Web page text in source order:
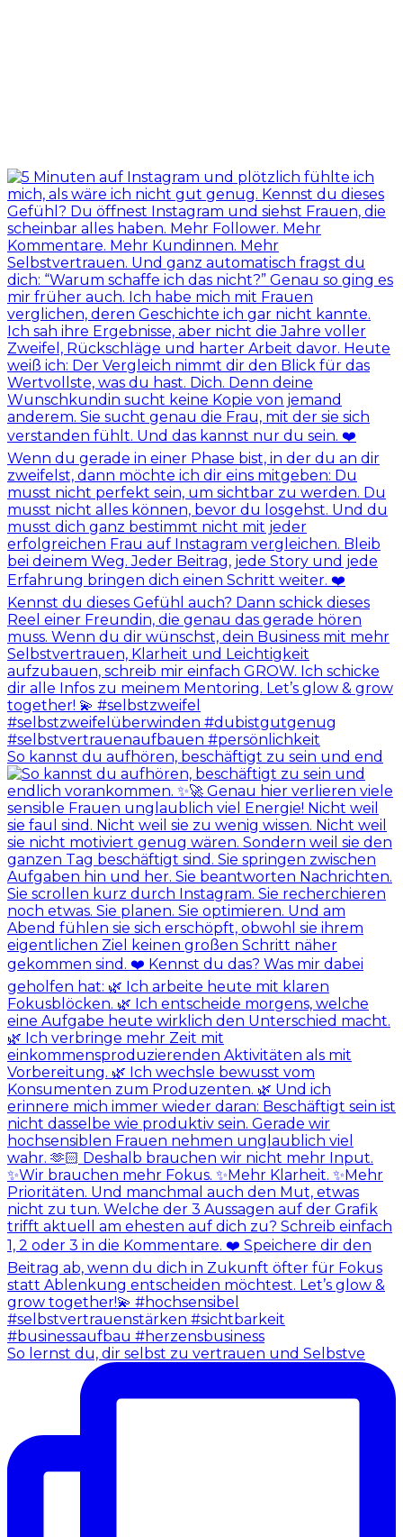
So kannst du aufhören, beschäftigt zu sein und end
So lernst du, dir selbst zu vertrauen und Selbstve